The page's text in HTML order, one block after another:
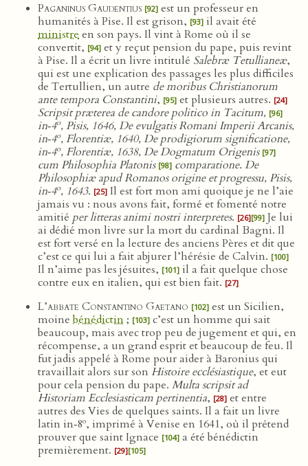
Paganinus Gaudentius [92] est un professeur en
humanités à Pise. Il est grison, [93] il avait été
ministreen son pays. Il vint à Rome où il se
convertit, [94] et y reçut pension du pape, puis revint
à Pise. Il a écrit un livre intitulé Salebræ Tetullianeæ,
qui est une explication des passages les plus difficiles
de Tertullien, un autre de moribus Christianorum
ante tempora Constantini, [95] et plusieurs autres. [24]
Scripsit præterea de candore politico in Tacitum, [96]
in‑4o, Pisis, 1646, De evulgatis Romani Imperii Arcanis,
in‑4o, Florentiæ, 1640, De prodigiorum significatione,
in‑4o, Florentiæ, 1638, De Dogmatum Origenis [97]
cum Philosophia Platonis [98] comparatione. De
Philosophiæ apud Romanos origine et progressu, Pisis,
in‑4o, 1643. [25] Il est fort mon ami quoique je ne l’aie
jamais vu : nous avons fait, formé et fomenté notre
amitié per litteras animi nostri interpretes. [26][99] Je lui
ai dédié mon livre sur la mort du cardinal Bagni. Il
est fort versé en la lecture des anciens Pères et dit que
c’est ce qui lui a fait abjurer l’hérésie de Calvin. [100]
Il n’aime pas les jésuites, [101] il a fait quelque chose
contre eux en italien, qui est bien fait. [27]
L’abbate Constantino Gaetano [102] est un Sicilien,
moinebénédictin; [103] c’est un homme qui sait
beaucoup, mais avec trop peu de jugement et qui, en
récompense, a un grand esprit et beaucoup de feu. Il
fut jadis appelé à Rome pour aider à Baronius qui
travaillait alors sur son Histoire ecclésiastique, et eut
pour cela pension du pape. Multa scripsit ad
Historiam Ecclesiasticam pertinentia, [28] et entre
autres des Vies de quelques saints. Il a fait un livre
latin in‑8o, imprimé à Venise en 1641, où il prétend
prouver que saint Ignace [104] a été bénédictin
premièrement. [29][105]